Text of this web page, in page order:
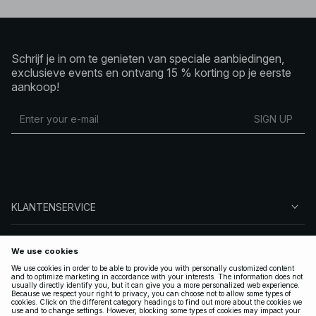
Schrijf je in om te genieten van speciale aanbiedingen,
exclusieve events en ontvang 15 % korting op je eerste
aankoop!
SIGN UP
KLANTENSERVICE
VOLG ONS
LEGAAL